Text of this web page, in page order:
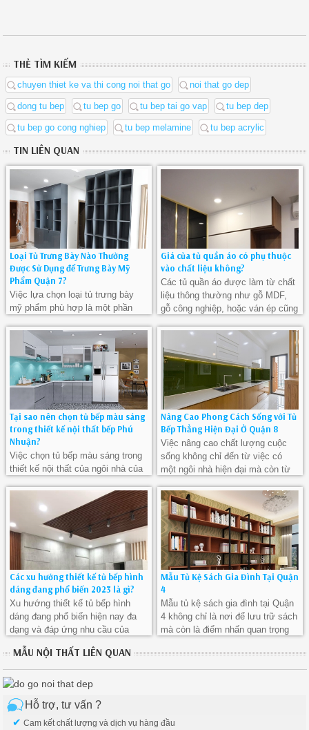
THẺ TÌM KIẾM
chuyen thiet ke va thi cong noi that go noi that go dep
dong tu bep tu bep go tu bep tai go vap tu bep dep
tu bep go cong nghiep tu bep melamine tu bep acrylic
TIN LIÊN QUAN
Loại Tủ Trưng Bày Nào Thường
Được Sử Dụng để Trưng Bày Mỹ
Phẩm Quận 7?
Việc lựa chọn loại tủ trưng bày
mỹ phẩm phù hợp là một phần
không gian cửa hàng mỹ phẩm
đẹp và hiệu quả.
Giá của tủ quần áo có phụ thuộc
vào chất liệu không?
Các tủ quần áo được làm từ chất
liệu thông thường như gỗ MDF,
gỗ công nghiệp, hoặc ván ép cũng
các chất liệu cao cấp
Tại sao nên chọn tủ bếp màu sáng
trong thiết kế nội thất bếp Phú
Nhuận?
Việc chọn tủ bếp màu sáng trong
thiết kế nội thất của ngôi nhà của
trọng. Nó tạo ra không gian rộng
rãi, thoải mái và tươi sáng, giúp
tạo điểm nhấn cho các chi tiết nội
thất khác
Nâng Cao Phong Cách Sống với Tủ
Bếp Thẳng Hiện Đại Ở Quận 8
Việc nâng cao chất lượng cuộc
sống không chỉ đến từ việc có
một ngôi nhà hiện đại mà còn từ
không gian sống hàng ngày.
Các xu hướng thiết kế tủ bếp hình
dáng đang phổ biến 2023 là gì?
Xu hướng thiết kế tủ bếp hình
dáng đang phổ biến hiện nay đa
dạng và đáp ứng nhu cầu của
nhiều người dùng khác nhau.
Mẫu Tủ Kệ Sách Gia Đình Tại Quận
4
Mẫu tủ kệ sách gia đình tại Quận
4 không chỉ là nơi để lưu trữ sách
mà còn là điểm nhấn quan trọng
MẪU NỘI THẤT LIÊN QUAN
Hỗ trợ, tư vấn ?
✔ Cam kết chất lượng và dịch vụ hàng đầu